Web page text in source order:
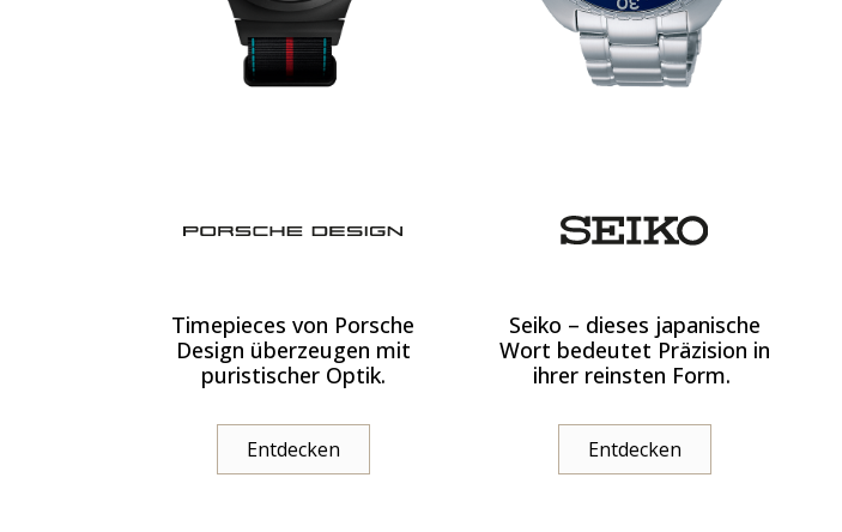
Timepieces von Porsche
Design überzeugen mit
puristischer Optik.
Entdecken
Seiko – dieses japanische
Wort bedeutet Präzision in
ihrer reinsten Form.
Entdecken